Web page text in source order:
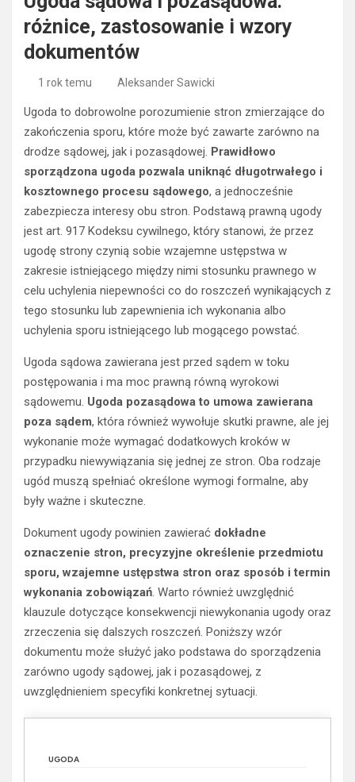
różnice, zastosowanie i wzory
dokumentów
1 rok temu Aleksander Sawicki
Ugoda to dobrowolne porozumienie stron zmierzające do
zakończenia sporu, które może być zawarte zarówno na
drodze sądowej, jak i pozasądowej. Prawidłowo
sporządzona ugoda pozwala uniknąć długotrwałego i
kosztownego procesu sądowego, a jednocześnie
zabezpiecza interesy obu stron. Podstawą prawną ugody
jest art. 917 Kodeksu cywilnego, który stanowi, że przez
ugodę strony czynią sobie wzajemne ustępstwa w
zakresie istniejącego między nimi stosunku prawnego w
celu uchylenia niepewności co do roszczeń wynikających z
tego stosunku lub zapewnienia ich wykonania albo
uchylenia sporu istniejącego lub mogącego powstać.
Ugoda sądowa zawierana jest przed sądem w toku
postępowania i ma moc prawną równą wyrokowi
sądowemu. Ugoda pozasądowa to umowa zawierana
poza sądem, która również wywołuje skutki prawne, ale jej
wykonanie może wymagać dodatkowych kroków w
przypadku niewywiązania się jednej ze stron. Oba rodzaje
ugód muszą spełniać określone wymogi formalne, aby
były ważne i skuteczne.
Dokument ugody powinien zawierać dokładne
oznaczenie stron, precyzyjne określenie przedmiotu
sporu, wzajemne ustępstwa stron oraz sposób i termin
wykonania zobowiązań. Warto również uwzględnić
klauzule dotyczące konsekwencji niewykonania ugody oraz
zrzeczenia się dalszych roszczeń. Poniższy wzór
dokumentu może służyć jako podstawa do sporządzenia
zarówno ugody sądowej, jak i pozasądowej, z
uwzględnieniem specyfiki konkretnej sytuacji.
UGODA